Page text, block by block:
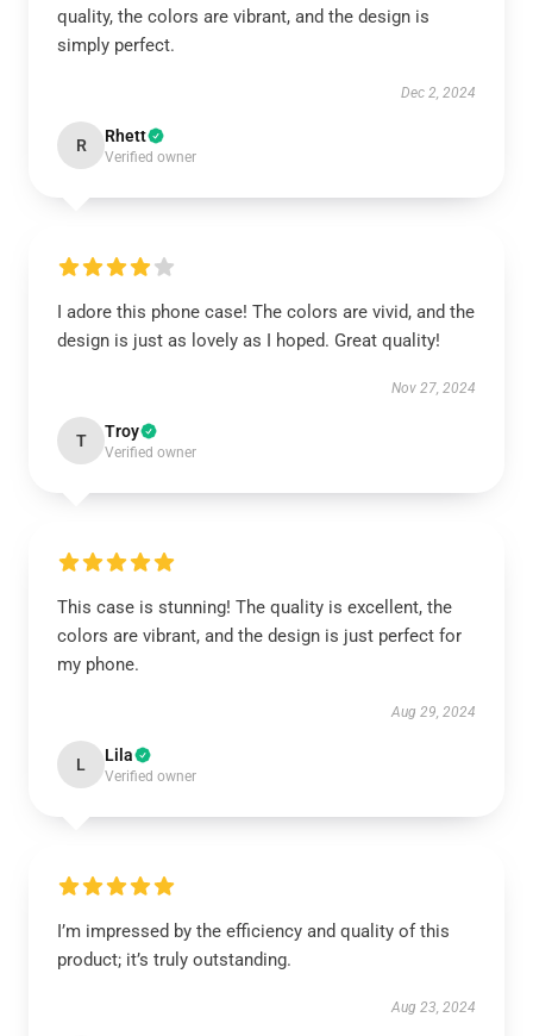
quality, the colors are vibrant, and the design is
simply perfect.
Dec 2, 2024
R Rhett
Verified owner
I adore this phone case! The colors are vivid, and the
design is just as lovely as I hoped. Great quality!
Nov 27, 2024
T Troy
Verified owner
This case is stunning! The quality is excellent, the
colors are vibrant, and the design is just perfect for
my phone.
Aug 29, 2024
L Lila
Verified owner
I’m impressed by the efficiency and quality of this
product; it’s truly outstanding.
Aug 23, 2024